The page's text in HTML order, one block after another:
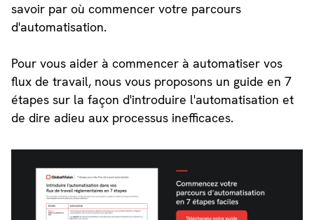
savoir par où commencer votre parcours
d'automatisation.
Pour vous aider à commencer à automatiser vos
flux de travail, nous vous proposons un guide en 7
étapes sur la façon d'introduire l'automatisation et
de dire adieu aux processus inefficaces.